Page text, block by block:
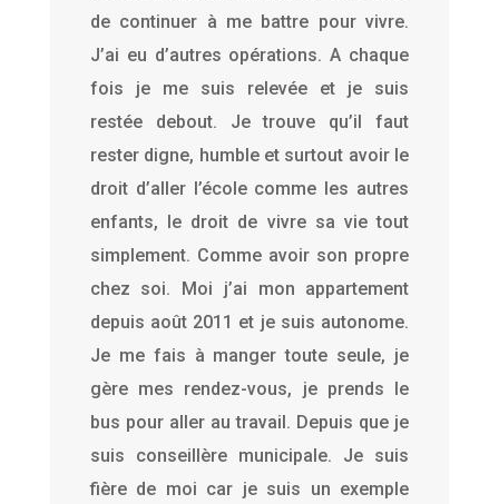
de continuer à me battre pour vivre.
J’ai eu d’autres opérations. A chaque
fois je me suis relevée et je suis
restée debout. Je trouve qu’il faut
rester digne, humble et surtout avoir le
droit d’aller l’école comme les autres
enfants, le droit de vivre sa vie tout
simplement. Comme avoir son propre
chez soi. Moi j’ai mon appartement
depuis août 2011 et je suis autonome.
Je me fais à manger toute seule, je
gère mes rendez-vous, je prends le
bus pour aller au travail. Depuis que je
suis conseillère municipale. Je suis
fière de moi car je suis un exemple